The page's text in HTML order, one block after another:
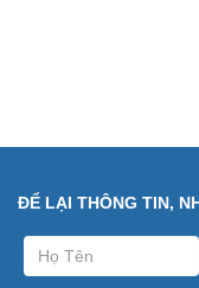
ĐỂ LẠI THÔNG TIN,